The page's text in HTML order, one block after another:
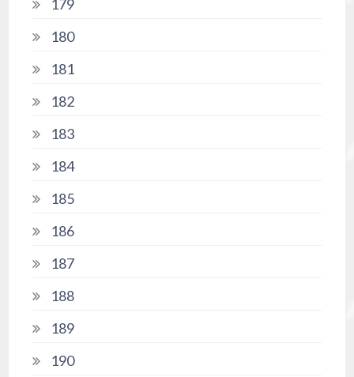
179
180
181
182
183
184
185
186
187
188
189
190